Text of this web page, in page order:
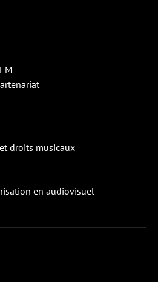
droits musicaux
en audiovisuel